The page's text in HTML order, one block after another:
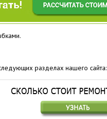
разделах нашего сайта: